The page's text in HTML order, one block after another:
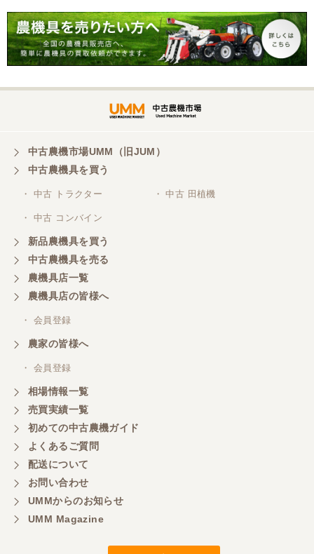
山梨県／
迅速丁寧にご対応くださいました。この度はありが
です。
山梨県／井上農場
このたびはお取引ありがとうございました。 梱包も
山梨県／
商談成立の連絡をいたいておりません。
山梨県／中川
このたびは、ありがとうございました。
山梨県／好ちゃん
大変いい商品で草刈り作業で活躍しています
現状渡し【P11485814】
渡し【P11485817】
中古農機市場UMM（旧JUM）
中古農機具を買う
・ 中古 トラクター ・ 中古 田植機
・ 中古 コンバイン
新品農機具を買う
中古農機具を売る
農機具店一覧
農機具店の皆様へ
・ 会員登録
農家の皆様へ
・ 会員登録
相場情報一覧
売買実績一覧
初めての中古農機ガイド
よくあるご質問
配送について
お問い合わせ
UMMからのお知らせ
UMM Magazine